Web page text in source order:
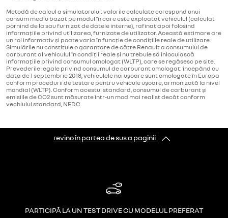
Metodă de calcul a simulatorului: valorile calculate corespund unui
consum mediu bazat pe modul în care este exploatat vehiculul (calculat
pornind de la sau furnizat de datele interne), rafinat apoi folosind
informațiile privind utilizarea, furnizate de utilizator. Această estimare are
un rol informativ și poate varia în funcție de condițiile reale de utilizare.
Simulările nu constituie o garantare de către Renault a consumului de
carburant al vehiculul în condiții reale și nu trebuie să înlocuiască
informațiile privind consumul omologat (WLTP), care se regăsesc pe site.
Prevederile legale privind consumul de carburant omologat: începând cu
data de 1 septembrie 2018, vehiculele noi ușoare sunt omologate în Europa
conform procedurii de testare pentru vehicule ușoare, armonizată la nivel
mondial (WLTP). Conform acestui standard, consumul de carburant și
emisiile de CO2 sunt măsurate într-un mod mai realist decât conform
vechiului standard, NEDC.
revino în partea de sus a paginii
PARTICIPĂ LA UN TEST DRIVE CU MODELUL PREFERAT